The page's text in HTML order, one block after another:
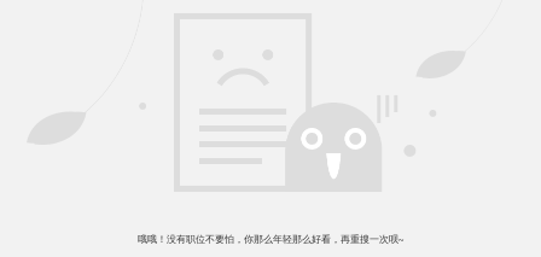
哦哦！没有职位不要怕，你那么年轻那么好看，再重搜一次呗~